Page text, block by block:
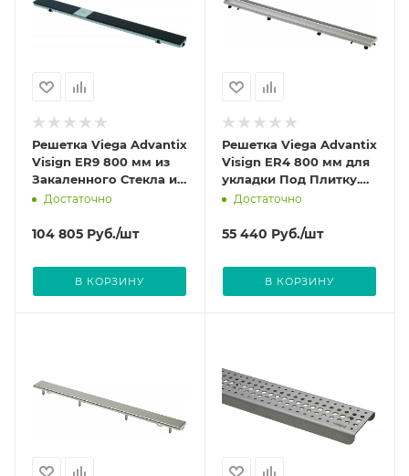
Решетка Viega Advantix
Visign ER9 800 мм из
Закаленного Стекла и
нержавеющей стали
Достаточно
104 805 Руб./шт
В КОРЗИНУ
Решетка Viega Advantix
Visign ER4 800 мм для
укладки Под Плитку.
Из нержавеющей стали
Достаточно
55 440 Руб./шт
В КОРЗИНУ